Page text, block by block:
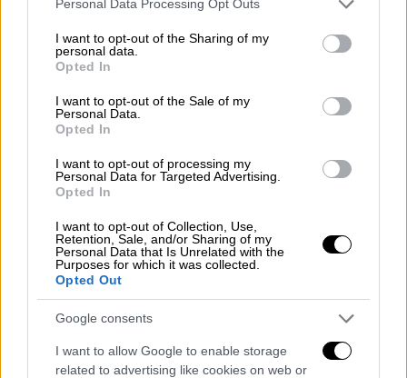
not limited to your visit or usage behaviour. You may click to
grant or deny consent to Google and its third-party tags to
use your data for below specified purposes in below Google
consent section.
Personal Data Processing Opt Outs
I want to opt-out of the Sharing of my
personal data.
Opted In
I want to opt-out of the Sale of my
Personal Data.
Opted In
I want to opt-out of processing my
Personal Data for Targeted Advertising.
Opted In
I want to opt-out of Collection, Use,
Retention, Sale, and/or Sharing of my
Personal Data that Is Unrelated with the
Purposes for which it was collected.
Opted Out
Google consents
I want to allow Google to enable storage
related to advertising like cookies on web or
«Δυστυχώς, η πίστη μας στην ηγεσία του
Πανεπιστημίου έχει διαρραγεί και
το Χάρβαρντ και τις επιτροπές του»,
ανέφερε το ζευγάρι σε δήλωσή του στο
CNN.
Ο Ισραηλινός που βρίσκεται στην 80η θέση
στη λίστα του Bloomberg με
τους δισεκατομμυριούχους, διαθέτει
περιουσία που αγγίζει τα 20 δισεκατομμύρια
δολάρια.
Επιχειρηματίες θέλουν τα στοιχεία
τους